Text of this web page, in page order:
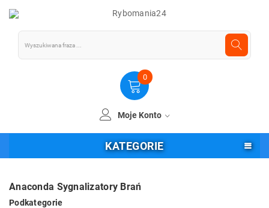
0
Moje Konto
KATEGORIE
Anaconda Sygnalizatory Brań
Podkategorie